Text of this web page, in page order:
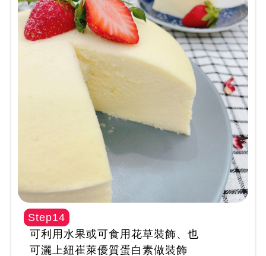
Step14
可利用水果或可食用花草裝飾、也
可灑上紐崔萊優質蛋白素做裝飾